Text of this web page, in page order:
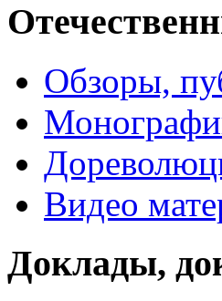
Обзоры,
Видео
Доклады,